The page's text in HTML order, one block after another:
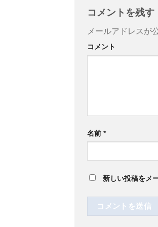
コメントを残す
メールアドレスが
コメント
名前 *
新しい投稿をメ